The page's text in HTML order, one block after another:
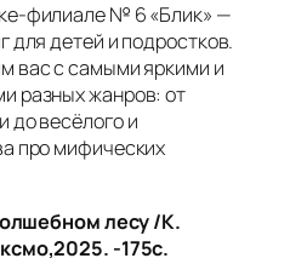
№ 6 «Блик» —
для детей и подростков.
вас с самыми яркими и
разных жанров: от
до весёлого и
про мифических
лесу /К.
-175с.